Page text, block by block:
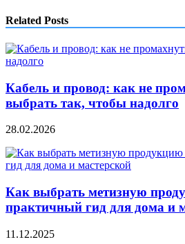
Related Posts
Кабель и провод: как не
выбрать так, чтобы надолго
28.02.2026
Как выбрать метизную
практичный гид для дома и
11.12.2025